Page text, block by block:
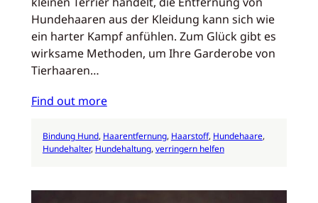
Hundehaaren aus der Kleidung kann sich wie
ein harter Kampf anfühlen. Zum Glück gibt es
wirksame Methoden, um Ihre Garderobe von
Tierhaaren…
Find out more
Bindung Hund, Haarentfernung, Haarstoff, Hundehaare
Hundehalter, Hundehaltung, verringern helfen